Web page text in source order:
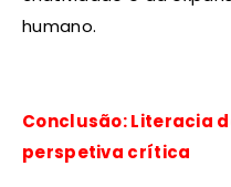
humano.
Conclusão: Literacia
perspetiva crítica